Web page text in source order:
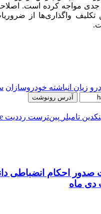
مواجه کرده است.
تکلیف واگذاری‌ها از
زیان انباشته خودروسازان
آدرس رونوشت
‫تامبلر ‫پین‌ترست ‫رددیت
صدور احکام انضباطی
ماه